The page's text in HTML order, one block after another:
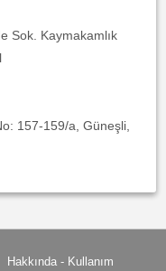
Sok. Kaymakamlık
157-159/a, Güneşli,
Hakkında - Kullanım